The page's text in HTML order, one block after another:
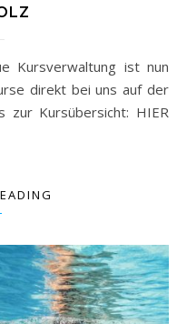
direkt bei uns auf der
zur Kursübersicht: HIER